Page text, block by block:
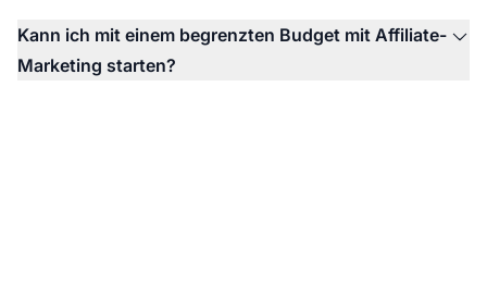
Kann ich mit einem begrenzten Budget mit Affiliate-
Marketing starten?